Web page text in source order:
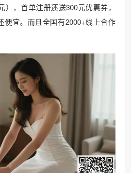
），首单注册还送300元优惠券，
便宜。而且全国有2000+线上合作